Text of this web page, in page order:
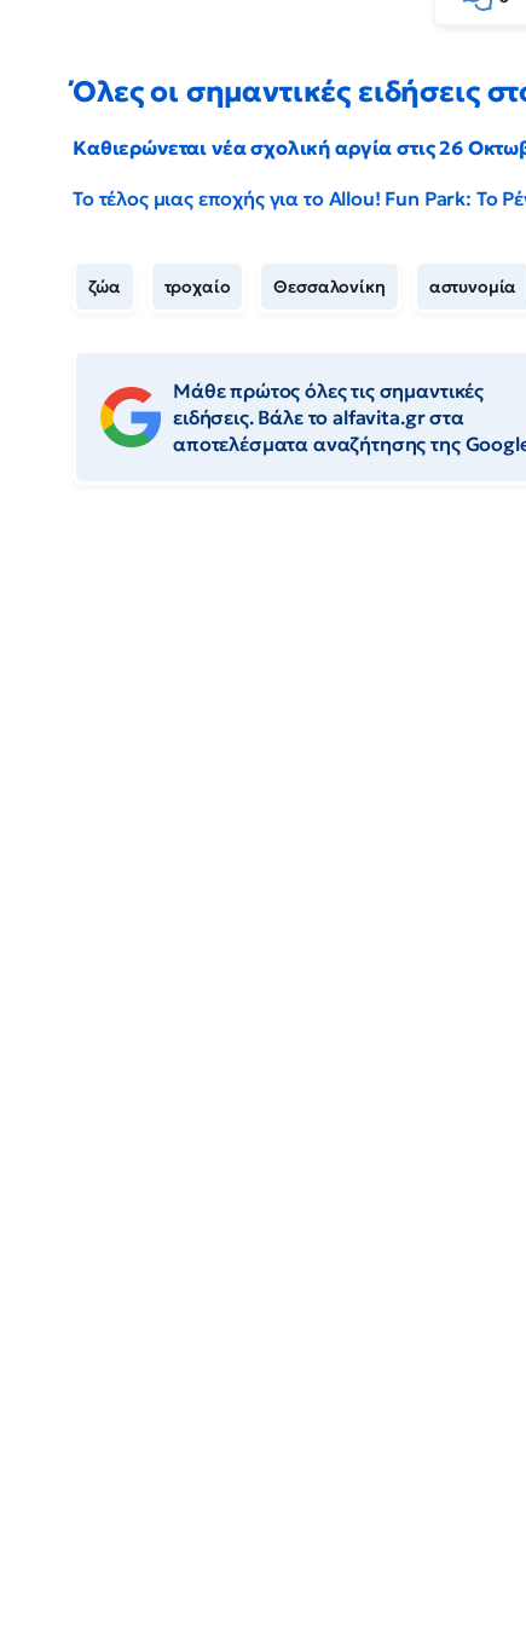
Όλες οι σημαντικές ειδήσεις
Καθιερώνεται νέα σχολική αργία στις 26
Το τέλος μιας εποχής για το Allou! Fun Park: Το
ζώα τροχαίο Θεσσαλονίκη αστυνομία
Μάθε πρώτος όλες τις σημαντικές
ειδήσεις. Βάλε το alfavita.gr στα
αποτελέσματα αναζήτησης της